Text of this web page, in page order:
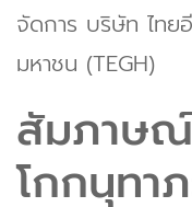
จัดการ บริษัท ไทย
มหาชน (TEGH)
สัมภาษ
โกกนุทา